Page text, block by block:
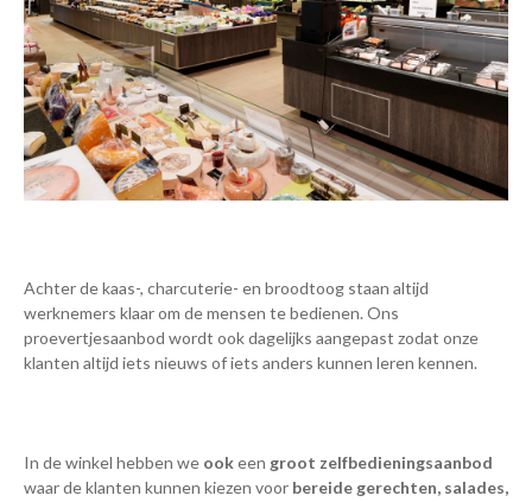
Achter de kaas-, charcuterie- en broodtoog staan altijd
werknemers klaar om de mensen te bedienen. Ons
proevertjesaanbod wordt ook dagelijks aangepast zodat onze
klanten altijd iets nieuws of iets anders kunnen leren kennen.
In de winkel hebben we ookeen groot zelfbedieningsaanbod
waar de klanten kunnen kiezen voor bereide gerechten, salades,